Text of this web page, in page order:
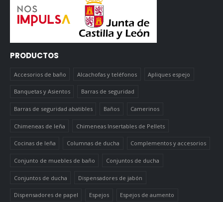
PRODUCTOS
Accesorios de baño Alcachofas y teléfonos Apliques espejo
Banquetas y Asientos Barras de seguridad
Barras de seguridad abatibles Baños Camerinos
Chimeneas de leña Chimeneas Insertables de Pellets
Cocinas de leña Columnas de ducha Complementos y accesorios
Conjunto de muebles de baño Conjuntos de ducha
Conjuntos de ducha Dispensadores de jabón
Dispensadores de papel Espejos Espejos de aumento